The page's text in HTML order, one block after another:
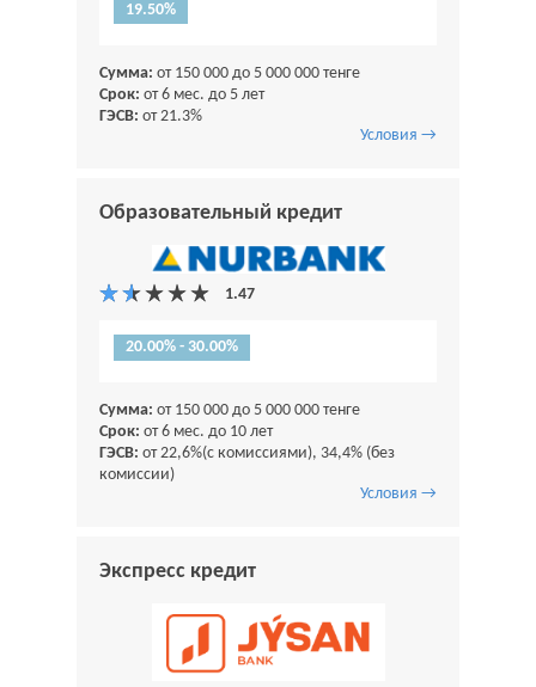
19.50%
Сумма: от 150 000 до 5 000 000 тенге
Срок: от 6 мес. до 5 лет
ГЭСВ: от 21.3%
Условия →
Образовательный кредит
20.00% - 30.00%
Сумма: от 150 000 до 5 000 000 тенге
Срок: от 6 мес. до 10 лет
ГЭСВ: от 22,6%(с комиссиями), 34,4% (без
комиссии)
Условия →
Экспресс кредит